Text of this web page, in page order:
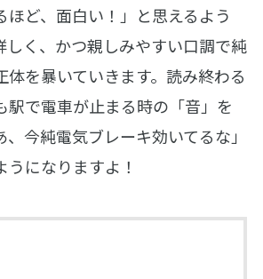
ほど、面白い！」と思えるよう
しく、かつ親しみやすい口調で純
体を暴いていきます。読み終わる
駅で電車が止まる時の「音」を
今純電気ブレーキ効いてるな」
になりますよ！